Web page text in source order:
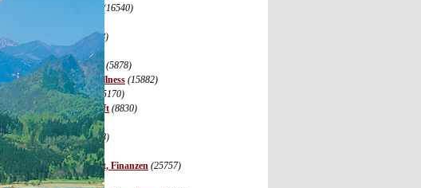
(16540)
Logistik, Transport
(2348)
Maschinenbau (1974)
Medien, Kommunikation (5878)
Medizin, Gesundheit, Wellness (15882)
Mode, Trends, Lifestyle (5170)
Politik, Recht, Gesellschaft (8830)
Sport, Events (3097)
Tourismus, Reisen (12468)
Umwelt, Energie (5745)
Unternehmen, Wirtschaft, Finanzen (25757)
Vereine, Verbände (973)